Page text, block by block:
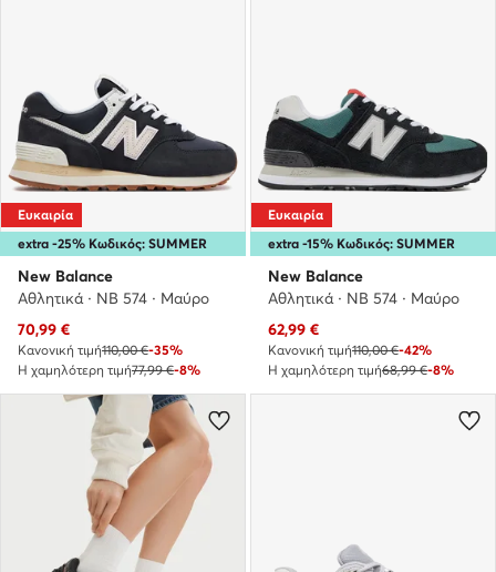
extra -25% Κωδικός: SUMMER
Ευκαιρία
New Balance
Αθλητικά · NB 574 · Μαύρο
Τρέχουσα τιμή
70,99 €
Κανονική τιμή110,00 €-35%
Η χαμηλότερη τιμή77,99 €-8%
extra -15% Κωδικός: SUMMER
Ευκαιρία
New Balance
Αθλητικά · NB 574 · Μαύρο
Τρέχουσα τιμή
62,99 €
Κανονική τιμή110,00 €-42%
Η χαμηλότερη τιμή68,99 €-8%